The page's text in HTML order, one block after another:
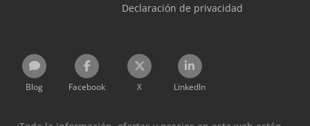
Declaración de privacidad
Blog Facebook X LinkedIn